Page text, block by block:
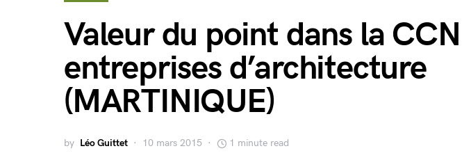
Valeur du point dans la
entreprises d’architecture
(MARTINIQUE)
by Léo Guittet 10 mars 2015 1 minute read